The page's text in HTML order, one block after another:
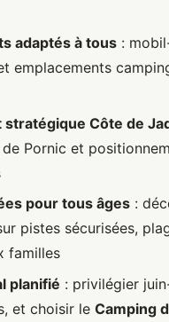
adaptés à tous :
emplacements
stratégique Côte de
Pornic et
pour tous âges :
pistes sécurisées,
familles
planifié : privilégier
et choisir le Camping